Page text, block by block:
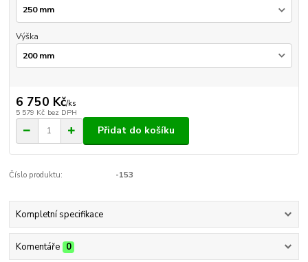
Výška
6 750 Kč/ks
5 579 Kč bez DPH
Přidat do košíku
Číslo produktu: -153
Kompletní specifikace
Komentáře 0